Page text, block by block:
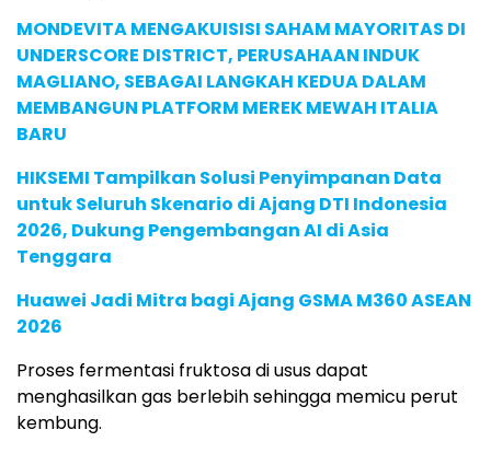
MONDEVITA MENGAKUISISI SAHAM MAYORITAS DI
UNDERSCORE DISTRICT, PERUSAHAAN INDUK
MAGLIANO, SEBAGAI LANGKAH KEDUA DALAM
MEMBANGUN PLATFORM MEREK MEWAH ITALIA
BARU
HIKSEMI Tampilkan Solusi Penyimpanan Data
untuk Seluruh Skenario di Ajang DTI Indonesia
2026, Dukung Pengembangan AI di Asia
Tenggara
Huawei Jadi Mitra bagi Ajang GSMA M360 ASEAN
2026
Proses fermentasi fruktosa di usus dapat
menghasilkan gas berlebih sehingga memicu perut
kembung.